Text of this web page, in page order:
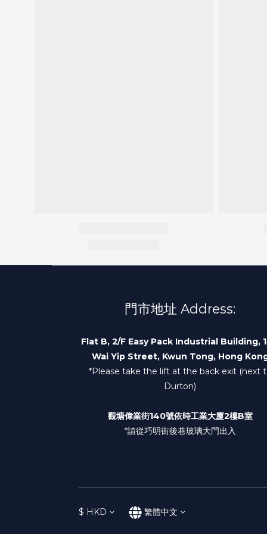
門市地址 Address:
Flat B, 2/F Easy Pack Industrial Building,
Wai Yip Street, Kwun Tong, Hong
*Please take the lift at the back exit (next
Durton)
觀塘偉業街140號依時工業大廈2樓B室
*請從巧明街後巷玻璃大門出入
$ HKD 繁體中文